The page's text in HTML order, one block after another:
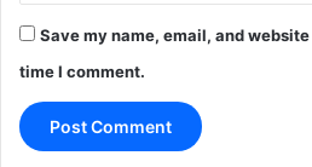
Save my name, email, and
time I comment.